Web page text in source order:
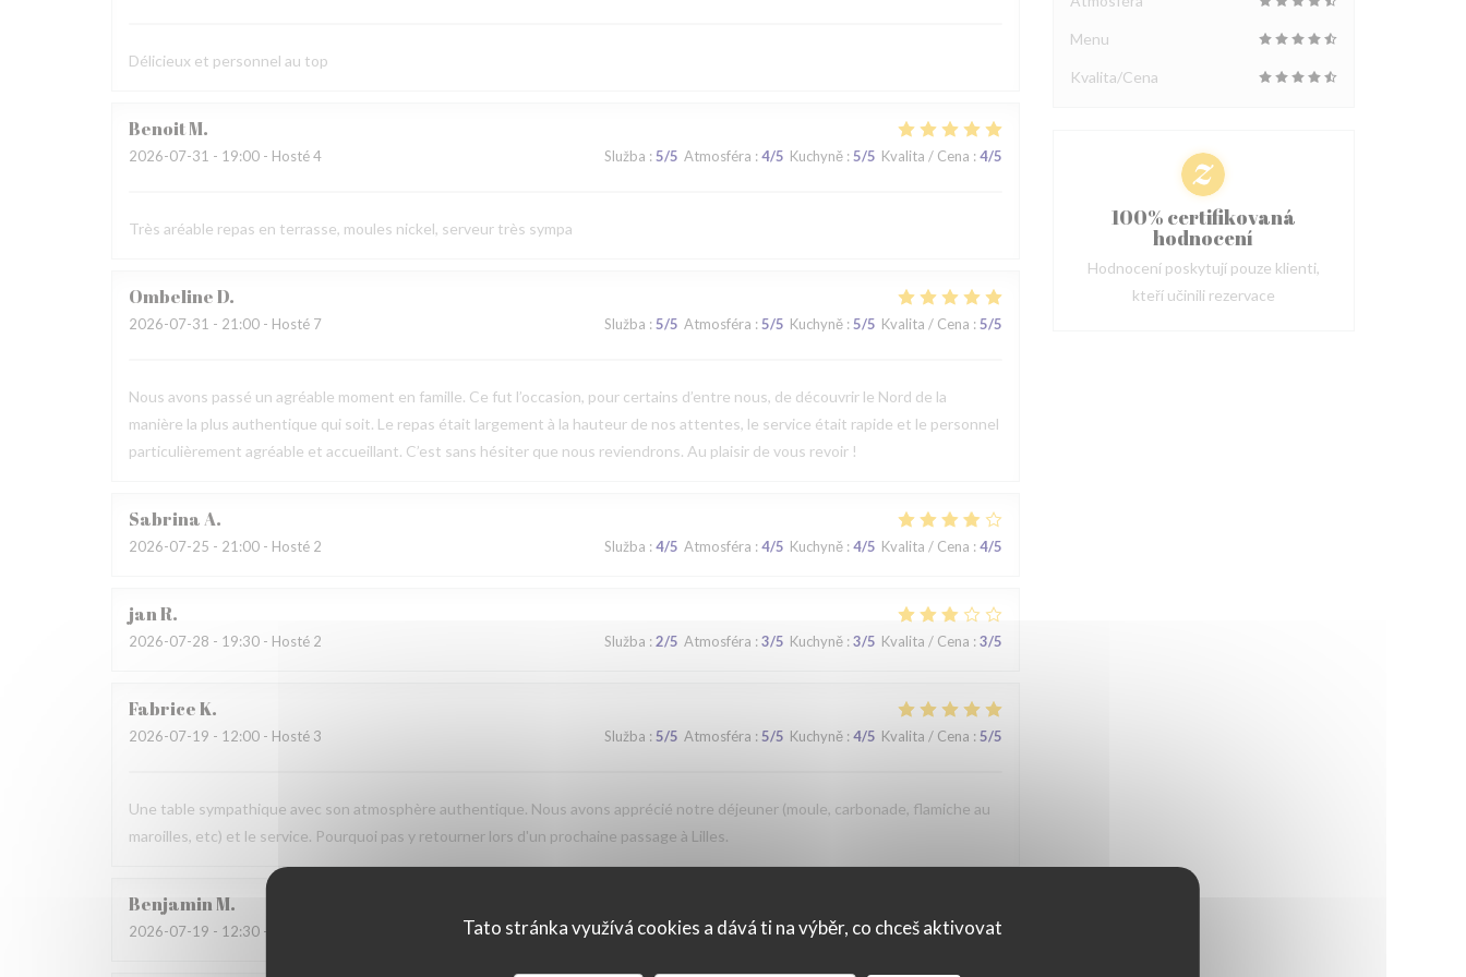
Tato stránka využívá cookies a dává ti na výběr, co chceš aktivovat
Délicieux et personnel au top
BenoitM
2026-07-31 - 19:00 - Hosté 4 Služba : 5/5 Atmosféra : 4/5 Kuchyně: 5/5 Kvalita / Cena : 4/5
Très aréable repas en terrasse, moules nickel, serveur très sympa
OmbelineD
2026-07-31 - 21:00 - Hosté 7 Služba : 5/5 Atmosféra : 5/5 Kuchyně: 5/5 Kvalita / Cena : 5/5
Nous avons passé un agréable moment en famille. Ce fut l’occasion, pour certains d’entre nous, de découvrir le Nord de la
manière la plus authentique qui soit. Le repas était largement à la hauteur de nos attentes, le service était rapide et le personnel
particulièrement agréable et accueillant. C’est sans hésiter que nous reviendrons. Au plaisir de vous revoir !
SabrinaA
2026-07-25 - 21:00 - Hosté 2 Služba : 4/5 Atmosféra : 4/5 Kuchyně: 4/5 Kvalita / Cena : 4/5
janR
2026-07-28 - 19:30 - Hosté 2 Služba : 2/5 Atmosféra : 3/5 Kuchyně: 3/5 Kvalita / Cena : 3/5
FabriceK
2026-07-19 - 12:00 - Hosté 3 Služba : 5/5 Atmosféra : 5/5 Kuchyně: 4/5 Kvalita / Cena : 5/5
Une table sympathique avec son atmosphère authentique. Nous avons apprécié notre déjeuner (moule, carbonade, flamiche au
maroilles, etc) et le service. Pourquoi pas y retourner lors d'un prochaine passage à Lilles.
BenjaminM
2026-07-19 - 12:30 - Hosté 2 Služba:5/5 Atmosféra: 5/5 Kuchyně: 5/5 Kvalita / Cena:5/5
Menu
Kvalita/Cena
100% certifikovaná
hodnocení
Hodnocení poskytují pouze klienti,
kteří učinili rezervace